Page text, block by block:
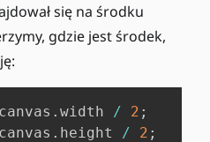
się na środku
gdzie jest środek,
. width / 2 ;
. height / 2 ;